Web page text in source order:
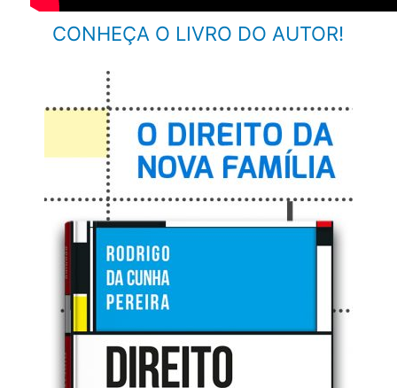
CONHEÇA O LIVRO DO AUTOR!